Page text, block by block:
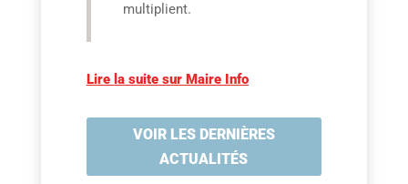
multiplient.
Lire la suite sur Maire Info
VOIR LES DERNIÈRES
ACTUALITÉS